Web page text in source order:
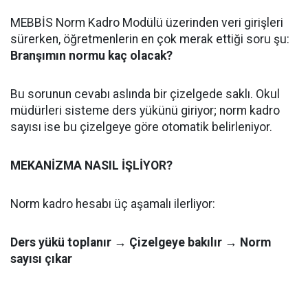
MEBBİS Norm Kadro Modülü üzerinden veri girişleri
sürerken, öğretmenlerin en çok merak ettiği soru şu:
Branşımın normu kaç olacak?
Bu sorunun cevabı aslında bir çizelgede saklı. Okul
müdürleri sisteme ders yükünü giriyor; norm kadro
sayısı ise bu çizelgeye göre otomatik belirleniyor.
MEKANİZMA NASIL İŞLİYOR?
Norm kadro hesabı üç aşamalı ilerliyor:
Ders yükü toplanır → Çizelgeye bakılır → Norm
sayısı çıkar